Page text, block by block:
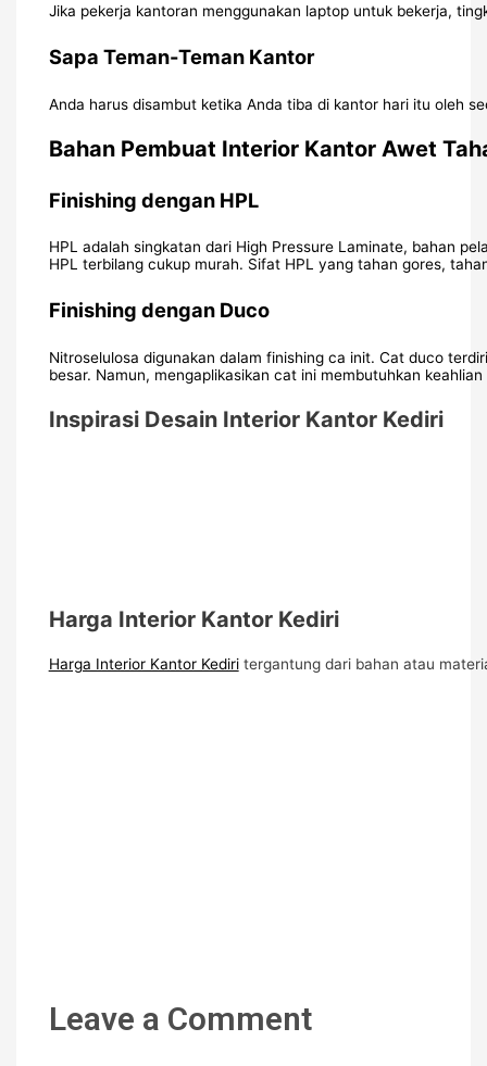
Jika pekerja kantoran menggunakan laptop untuk bekerja,
Sapa Teman-Teman Kantor
Anda harus disambut ketika Anda tiba di kantor hari itu oleh
Bahan Pembuat Interior Kantor Awet
Finishing dengan HPL
HPL adalah singkatan dari High Pressure Laminate, bahan
HPL terbilang cukup murah. Sifat HPL yang tahan gores,
Finishing dengan Duco
Nitroselulosa digunakan dalam finishing ca init. Cat duco
besar. Namun, mengaplikasikan cat ini membutuhkan
Inspirasi Desain Interior Kantor Kediri
Harga Interior Kantor Kediri
Harga Interior Kantor Kediri tergantung dari bahan atau
Leave a Comment